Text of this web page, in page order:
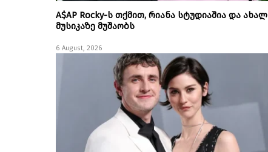
A$AP Rocky-ს თქმით, რიანა სტუდიაშია და ახალ
მუსიკაზე მუშაობს
6 August, 2026